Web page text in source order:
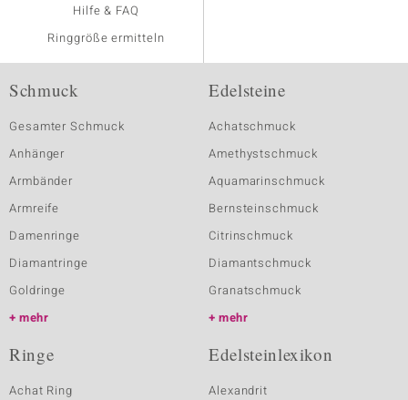
Hilfe & FAQ
Ringgröße ermitteln
Schmuck
Gesamter Schmuck
Anhänger
Armbänder
Armreife
Damenringe
Diamantringe
Goldringe
mehr
Edelsteine
Achatschmuck
Amethystschmuck
Aquamarinschmuck
Bernsteinschmuck
Citrinschmuck
Diamantschmuck
Granatschmuck
mehr
Ringe
Achat Ring
Edelsteinlexikon
Alexandrit